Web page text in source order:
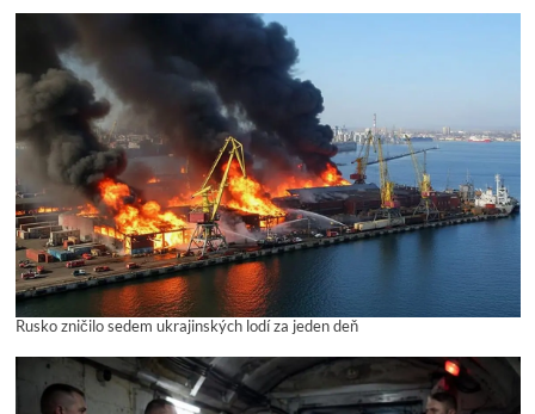
Rusko zničilo sedem ukrajinských lodí za jeden deň